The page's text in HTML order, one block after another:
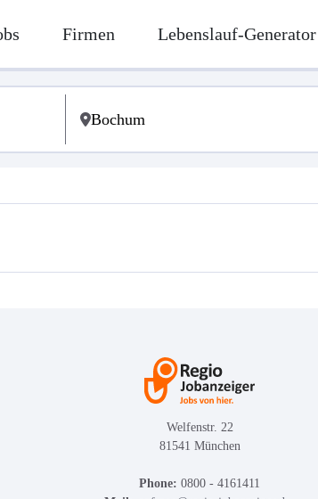
Firmen Lebenslauf-Generator
Welfenstr. 22
81541 München
Phone: 0800 - 4161411